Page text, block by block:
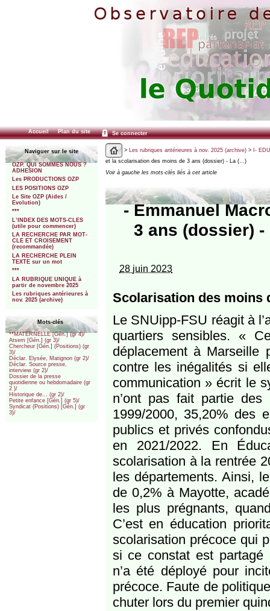
Accueil Plan du site Se connecter
Naviguer sur le site
OZP. QUI SOMMES NOUS ?
ADHESION
Les PRODUCTIONS OZP
LES POSITIONS OZP
Le Site OZP (Aides /
Evolution)
***
L’INDEX DES MOTS-CLES
(utile pour commencer)
LA RECHERCHE PAR MOT-
CLE ET CROISEMENT
(recommandée)
LA RECHERCHE PLEIN
TEXTE sur un mot
***
LA RUBRIQUE UNIQUE à
partir de novembre 2025
Les rubriques antérieures à
nov. 2025 (archive)
Mots-clés
**MATERNELLE [Gén.] (gr 4)/
Atsem [Gén.] (gr 3)/
Chercheur [Gén.] (Positions) (gr
3)/
Déclar. Elysée, Matignon (gr 2)/
Déclar. Source presse,
interview (gr 2)/
Dossier de la presse
quotidienne ou hebdomadaire (gr
2 )/
Historique de... (gr 2)/
Petite enfance [Gén.] (gr 5)/
Syndicat (Positions) [Gén.] (gr
3)/
> Les rubriques antérieures à nov. 2025 (archive)> I-
et la scolarisation des moins de 3 ans (dossier) - La (…)
Voir à gauche les mots-clés liés à cet article
- Emmanuel
3 ans (dossier)
28 juin 2023
Scolarisation des moins
Le SNUipp-FSU réagit à
quartiers sensibles. «
déplacement à Marseille
contre les inégalités si
communication » écrit le
n’ont pas fait partie des
1999/2000, 35,20% des
publics et privés
en 2021/2022. En
scolarisation à la rentrée
les départements. Ainsi,
de 0,2% à Mayotte,
les plus prégnants,
C’est en éducation
scolarisation précoce qui
si ce constat est partagé
n’a été déployé pour
précoce. Faute de
chuter lors du premier